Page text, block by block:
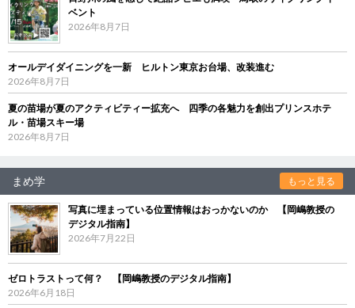
ベント
2026年8月7日
オールデイダイニングを一新 ヒルトン東京お台場、改装進む
2026年8月7日
夏の苗場が夏のアクティビティー拡充へ 四季の各魅力を創出プリンスホテ
ル・苗場スキー場
2026年8月7日
まめ学 もっと見る
写真に埋まっている位置情報はおっかないのか 【岡嶋教授の
デジタル指南】
2026年7月22日
ゼロトラストって何？ 【岡嶋教授のデジタル指南】
2026年6月18日